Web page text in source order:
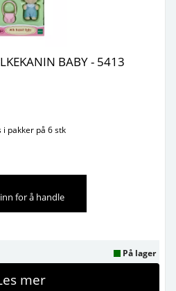
BABY - 5413
i pakker på 6 stk
for å handle
På lager
mer